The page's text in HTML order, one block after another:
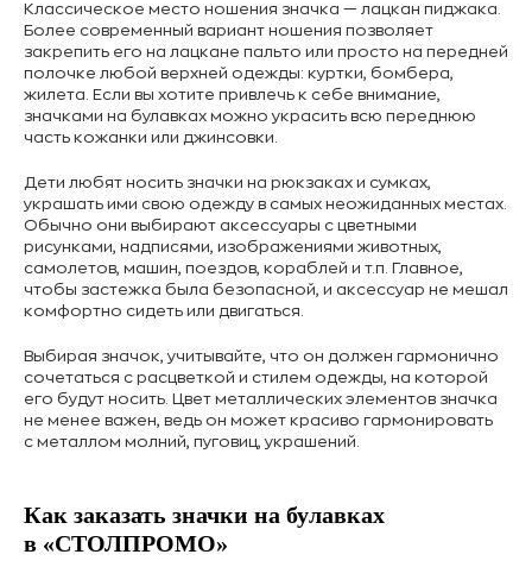
Классическое место ношения значка — лацкан пиджака.
Более современный вариант ношения позволяет
закрепить его на лацкане пальто или просто на передней
полочке любой верхней одежды: куртки, бомбера,
жилета. Если вы хотите привлечь к себе внимание,
значками на булавках можно украсить всю переднюю
часть кожанки или джинсовки.
Дети любят носить значки на рюкзаках и сумках,
украшать ими свою одежду в самых неожиданных местах.
Обычно они выбирают аксессуары с цветными
рисунками, надписями, изображениями животных,
самолетов, машин, поездов, кораблей и т.п. Главное,
чтобы застежка была безопасной, и аксессуар не мешал
комфортно сидеть или двигаться.
Выбирая значок, учитывайте, что он должен гармонично
сочетаться с расцветкой и стилем одежды, на которой
его будут носить. Цвет металлических элементов значка
не менее важен, ведь он может красиво гармонировать
с металлом молний, пуговиц, украшений.
Как заказать значки на булавках
в «СТОЛПРОМО»